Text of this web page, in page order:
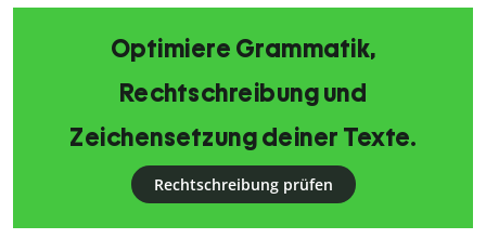
Optimiere Grammatik,
Rechtschreibung und
Zeichensetzung deiner Texte.
Rechtschreibung prüfen